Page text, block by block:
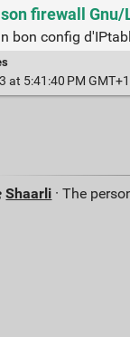
firewall
bon config
at 5:41:40 PM GMT+1
Shaarli · The